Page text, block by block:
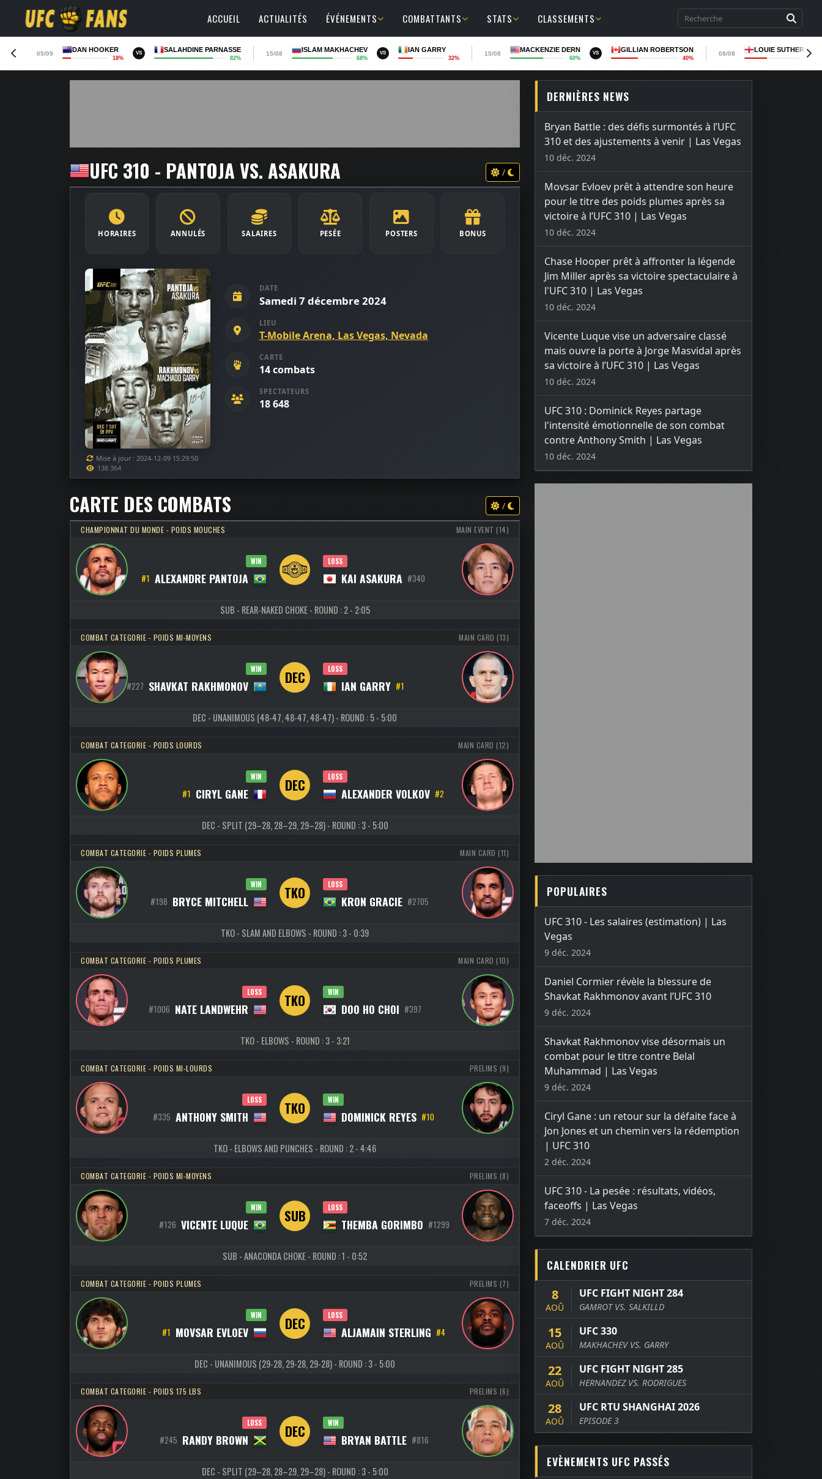
ACCUEIL ACTUALITÉS ÉVÉNEMENTS COMBATTANTS STATS CLASSEMENTS
05/09
DAN HOOKER
18%
VS SALAHDINE PARNASSE
82%
15/08
ISLAM MAKHACHEV
68%
VS IAN GARRY
32%
15/08
MACKENZIE DERN
60%
VS GILLIAN ROBERTSON
40%
08/08
LOUIE
UFC 310 - PANTOJA VS. ASAKURA /
HORAIRES ANNULÉS SALAIRES PESÉE POSTERS BONUS
Mise à jour : 2024-12-09 15:29:50
138 364
DATE
Samedi 7 décembre 2024
LIEU
T-Mobile Arena, Las Vegas, Nevada
CARTE
14 combats
SPECTATEURS
18 648
CARTE DES COMBATS /
CHAMPIONNAT DU MONDE - POIDS MOUCHES MAIN EVENT (14)
WIN
#1 ALEXANDRE PANTOJA
LOSS
KAI ASAKURA #340
SUB - REAR-NAKED CHOKE - ROUND : 2 - 2:05
COMBAT CATEGORIE - POIDS MI-MOYENS MAIN CARD (13)
WIN
#227 SHAVKAT RAKHMONOV DEC LOSS
IAN GARRY #1
DEC - UNANIMOUS (48-47, 48-47, 48-47) - ROUND : 5 - 5:00
COMBAT CATEGORIE - POIDS LOURDS MAIN CARD (12)
WIN
#1 CIRYL GANE DEC LOSS
ALEXANDER VOLKOV #2
DEC - SPLIT (29–28, 28–29, 29–28) - ROUND : 3 - 5:00
COMBAT CATEGORIE - POIDS PLUMES MAIN CARD (11)
WIN
#198 BRYCE MITCHELL TKO LOSS
KRON GRACIE #2705
TKO - SLAM AND ELBOWS - ROUND : 3 - 0:39
COMBAT CATEGORIE - POIDS PLUMES MAIN CARD (10)
LOSS
#1006 NATE LANDWEHR TKO WIN
DOO HO CHOI #397
TKO - ELBOWS - ROUND : 3 - 3:21
COMBAT CATEGORIE - POIDS MI-LOURDS PRELIMS (9)
LOSS
#335 ANTHONY SMITH TKO WIN
DOMINICK REYES #10
TKO - ELBOWS AND PUNCHES - ROUND : 2 - 4:46
COMBAT CATEGORIE - POIDS MI-MOYENS PRELIMS (8)
WIN
#126 VICENTE LUQUE SUB LOSS
THEMBA GORIMBO #1299
SUB - ANACONDA CHOKE - ROUND : 1 - 0:52
COMBAT CATEGORIE - POIDS PLUMES PRELIMS (7)
WIN
#1 MOVSAR EVLOEV DEC LOSS
ALJAMAIN STERLING #4
DEC - UNANIMOUS (29-28, 29-28, 29-28) - ROUND : 3 - 5:00
COMBAT CATEGORIE - POIDS 175 LBS PRELIMS (6)
LOSS
#245 RANDY BROWN DEC WIN
BRYAN BATTLE #816
DEC - SPLIT (29–28, 28–29, 29–28) - ROUND : 3 - 5:00
DERNIÈRES NEWS
Bryan Battle : des défis surmontés à l’UFC
310 et des ajustements à venir | Las Vegas
10 déc. 2024
Movsar Evloev prêt à attendre son heure
pour le titre des poids plumes après sa
victoire à l’UFC 310 | Las Vegas
10 déc. 2024
Chase Hooper prêt à affronter la légende
Jim Miller après sa victoire spectaculaire à
l'UFC 310 | Las Vegas
10 déc. 2024
Vicente Luque vise un adversaire classé
mais ouvre la porte à Jorge Masvidal après
sa victoire à l’UFC 310 | Las Vegas
10 déc. 2024
UFC 310 : Dominick Reyes partage
l'intensité émotionnelle de son combat
contre Anthony Smith | Las Vegas
10 déc. 2024
POPULAIRES
UFC 310 - Les salaires (estimation) | Las
Vegas
9 déc. 2024
Daniel Cormier révèle la blessure de
Shavkat Rakhmonov avant l’UFC 310
9 déc. 2024
Shavkat Rakhmonov vise désormais un
combat pour le titre contre Belal
Muhammad | Las Vegas
9 déc. 2024
Ciryl Gane : un retour sur la défaite face à
Jon Jones et un chemin vers la rédemption
| UFC 310
2 déc. 2024
UFC 310 - La pesée : résultats, vidéos,
faceoffs | Las Vegas
7 déc. 2024
CALENDRIER UFC
8
AOÛ
UFC FIGHT NIGHT 284
GAMROT VS. SALKILLD
15
AOÛ
UFC 330
MAKHACHEV VS. GARRY
22
AOÛ
UFC FIGHT NIGHT 285
HERNANDEZ VS. RODRIGUES
28
AOÛ
UFC RTU SHANGHAI 2026
EPISODE 3
EVÈNEMENTS UFC PASSÉS